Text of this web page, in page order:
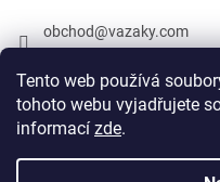
Tento web používá
tohoto webu vyjadřujete
informací zde.
obchod@vazaky.com